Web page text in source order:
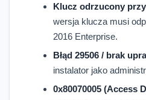
Klucz odrzucony
wersja klucza musi
2016 Enterprise.
Błąd 29506 / brak
instalator jako
0x80070005 (Access